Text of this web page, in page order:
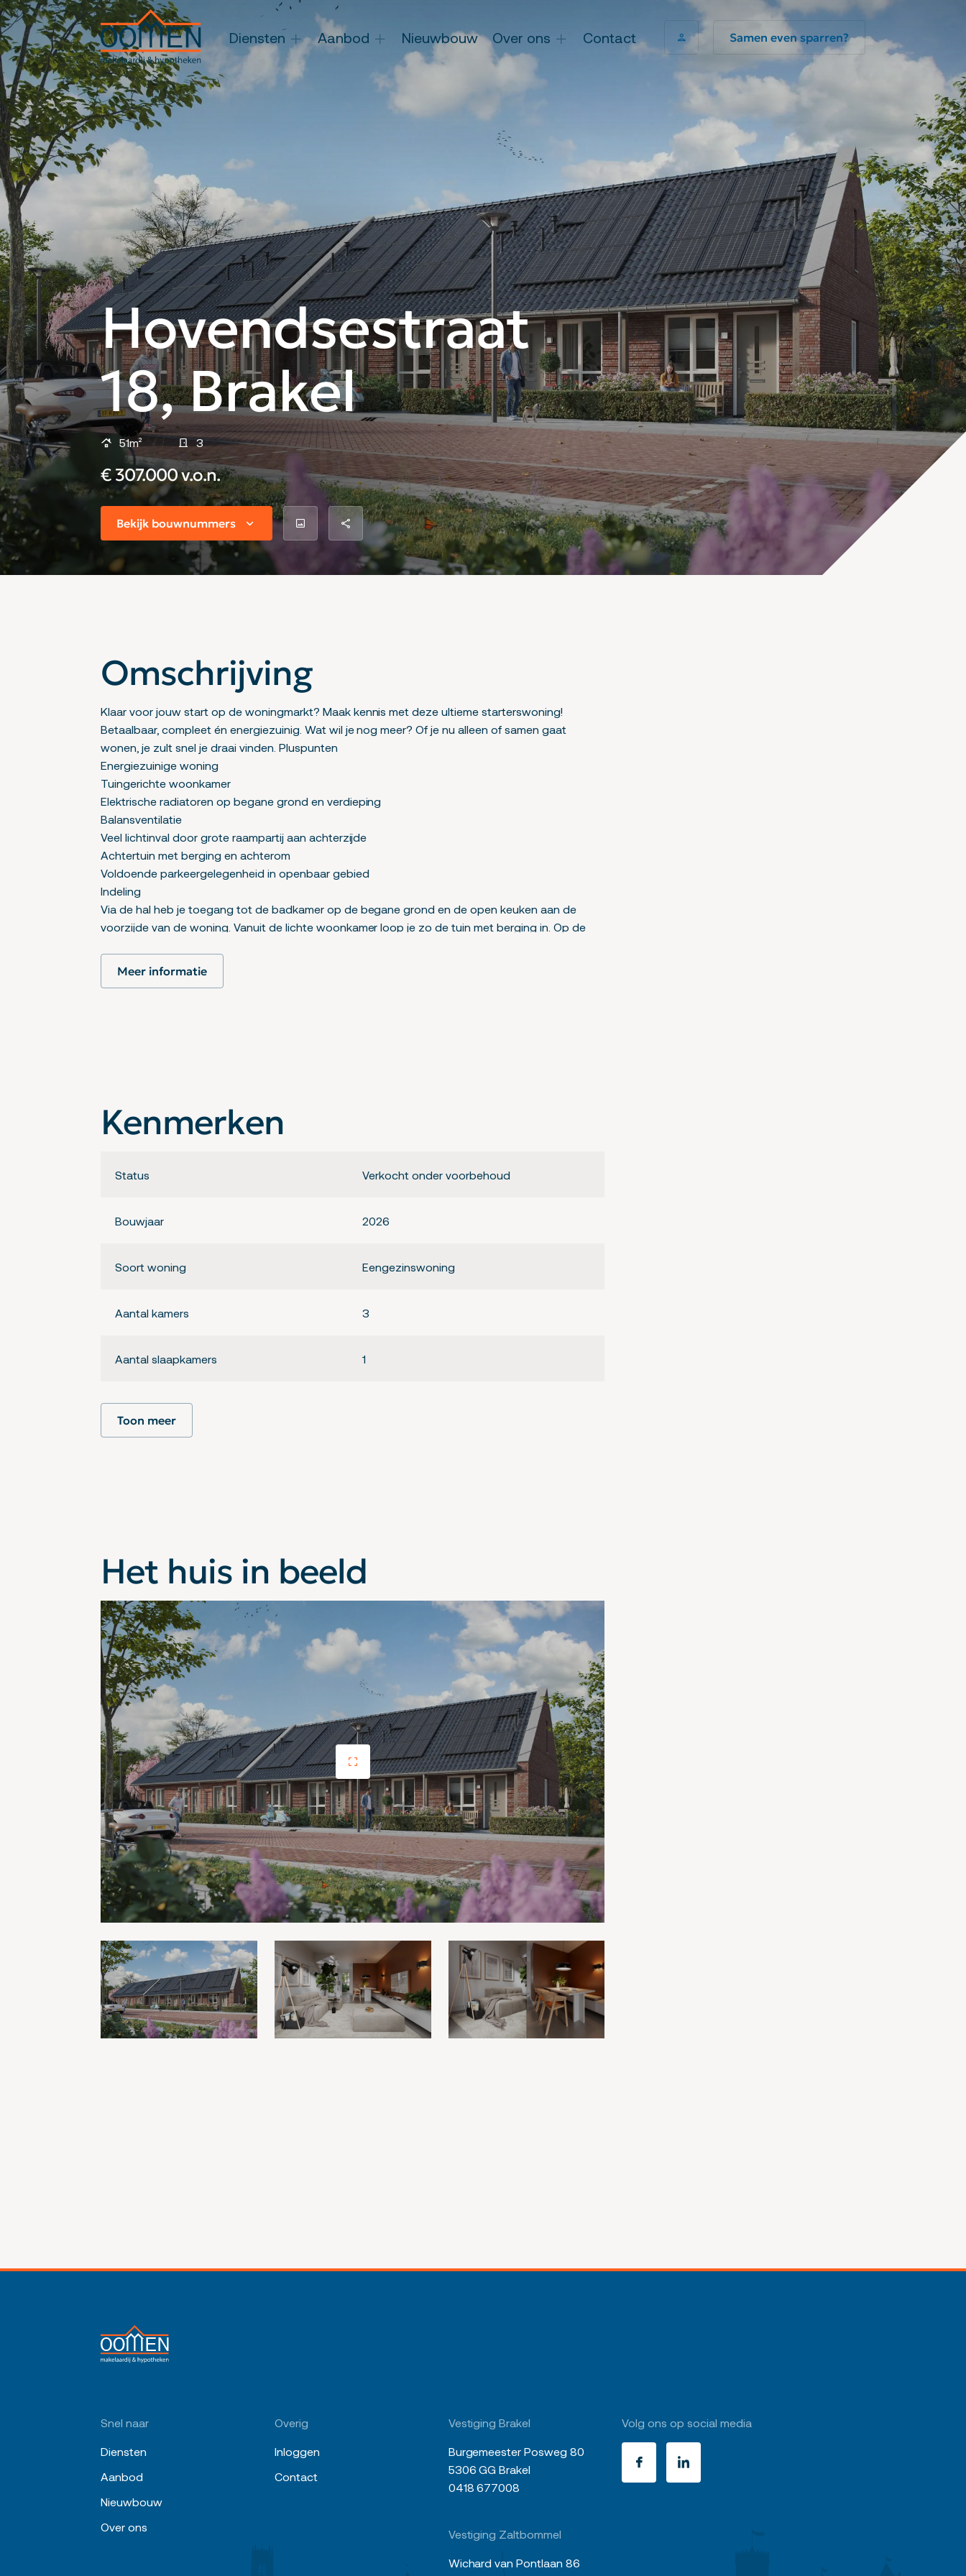
Diensten Aanbod Nieuwbouw Over ons Contact Samen even sparren?
Hovendsestraat
18, Brakel
51m² 3
€ 307.000 v.o.n.
Bekijk bouwnummers
Omschrijving
Klaar voor jouw start op de woningmarkt? Maak kennis met deze ultieme starterswoning!
Betaalbaar, compleet én energiezuinig. Wat wil je nog meer? Of je nu alleen of samen gaat
wonen, je zult snel je draai vinden. Pluspunten
Energiezuinige woning
Tuingerichte woonkamer
Elektrische radiatoren op begane grond en verdieping
Balansventilatie
Veel lichtinval door grote raampartij aan achterzijde
Achtertuin met berging en achterom
Voldoende parkeergelegenheid in openbaar gebied
Indeling
Via de hal heb je toegang tot de badkamer op de begane grond en de open keuken aan de
voorzijde van de woning. Vanuit de lichte woonkamer loop je zo de tuin met berging in. Op de
U kunt alle beschikbare documenten vinden op de projectwebsite van de ontwikkelaar: Van
Wanrooij.
Meer informatie
Kenmerken
Status Verkocht onder voorbehoud
Bouwjaar 2026
Soort woning Eengezinswoning
Aantal kamers 3
Aantal slaapkamers 1
Isolatie
Toon meer
Het huis in beeld
Snel naar
Diensten
Aanbod
Nieuwbouw
Over ons
Overig
Inloggen
Contact
Vestiging Brakel
Burgemeester Posweg 80
5306 GG Brakel
0418 677008
Vestiging Zaltbommel
Wichard van Pontlaan 86
Volg ons op social media